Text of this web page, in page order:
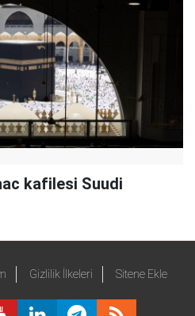
kafilesi Suudi
Gizlilik İlkeleri Sitene Ekle